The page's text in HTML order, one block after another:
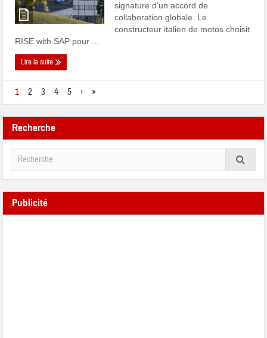
signature d'un accord de
collaboration globale. Le
constructeur italien de motos choisit
RISE with SAP pour ...
Lire la suite
1 2 3 4 5 › »
Recherche
Publicité